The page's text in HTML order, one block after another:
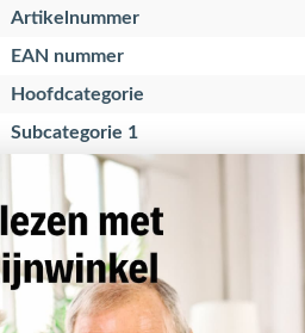
Artikelnummer
EAN nummer
Hoofdcategorie
Subcategorie 1